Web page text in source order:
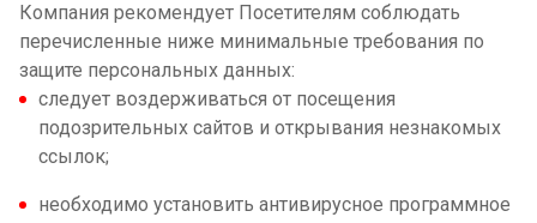
Компания рекомендует Посетителям соблюдать
перечисленные ниже минимальные требования по
защите персональных данных:
следует воздерживаться от посещения
подозрительных сайтов и открывания незнакомых
ссылок;
необходимо установить антивирусное программное